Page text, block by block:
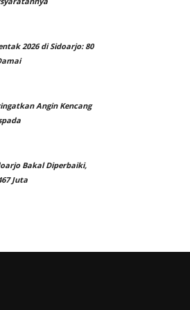
2026 di Sidoarjo: 80
Angin Kencang
Bakal Diperbaiki,
Juta